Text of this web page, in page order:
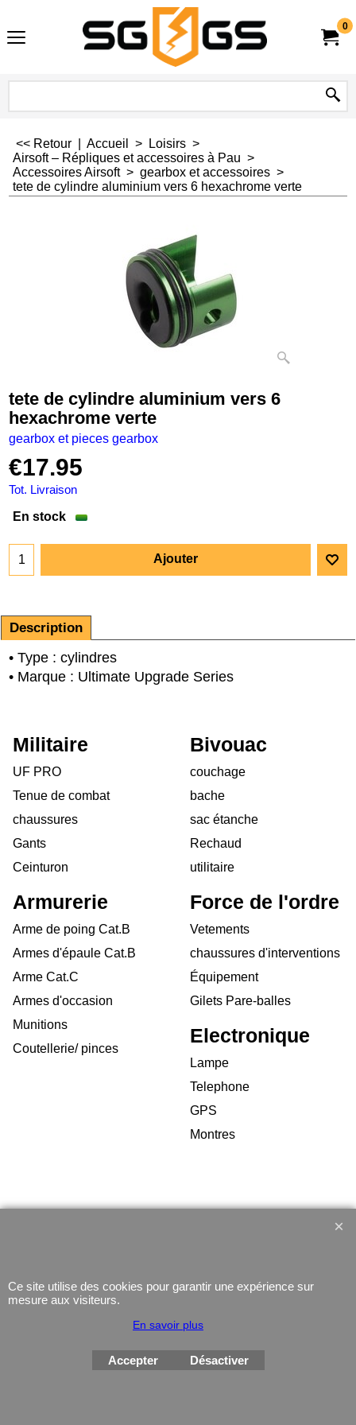
0
<< Retour Accueil > Loisirs >
Airsoft – Répliques et accessoires à Pau >
Accessoires Airsoft> gearbox et accessoires >
tete de cylindre aluminium vers 6 hexachrome verte
tete de cylindre aluminium vers 6
hexachrome verte
gearbox et pieces gearbox
€17.95
Tot. Livraison
En stock
Ajouter
Description
• Type : cylindres
• Marque : Ultimate Upgrade Series
Militaire
UF PRO
Tenue de combat
chaussures
Gants
Ceinturon
Bivouac
couchage
bache
sac étanche
Rechaud
utilitaire
Armurerie
Arme de poing Cat.B
Armes d'épaule Cat.B
Arme Cat.C
Armes d'occasion
Munitions
Coutellerie/ pinces
Force de l'ordre
Vetements
chaussures d'interventions
Équipement
Gilets Pare-balles
Electronique
Lampe
Telephone
GPS
Montres
Ce site utilise des cookies pour garantir une expérience sur
mesure aux visiteurs.
En savoir plus
Accepter Désactiver